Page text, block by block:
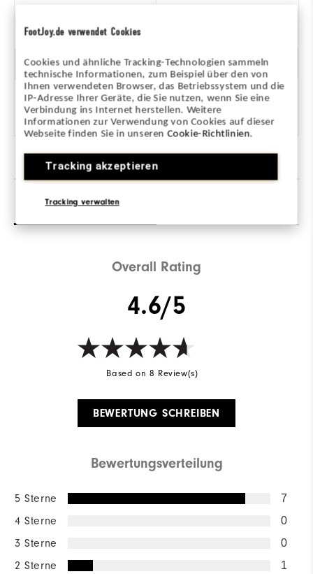
FootJoy.de verwendet Cookies
Cookies und ähnliche Tracking-Technologien sammeln
technische Informationen, zum Beispiel über den von
Ihnen verwendeten Browser, das Betriebssystem und die
IP-Adresse Ihrer Geräte, die Sie nutzen, wenn Sie eine
Verbindung ins Internet herstellen. Weitere
Informationen zur Verwendung von Cookies auf dieser
Webseite finden Sie in unserenCookie-Richtlinien.
Tracking akzeptieren
Tracking verwalten
Dämpfung
Bewertungen
Overall Rating
4.6/5
Based on 8 Review(s)
BEWERTUNG SCHREIBEN
Bewertungsverteilung
5 Sterne 7
4 Sterne 0
3 Sterne 0
2 Sterne 1